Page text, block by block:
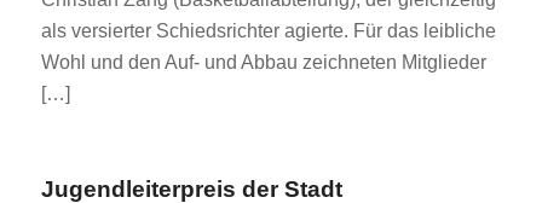
als versierter Schiedsrichter agierte. Für das leibliche
Wohl und den Auf- und Abbau zeichneten Mitglieder
[…]
Jugendleiterpreis der Stadt